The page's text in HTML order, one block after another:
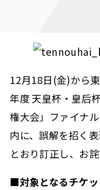
12月18日(金)から
年度 天皇杯・皇后
権大会」ファイナ
内に、誤解を招く
とおり訂正し、お
■対象となるチケッ